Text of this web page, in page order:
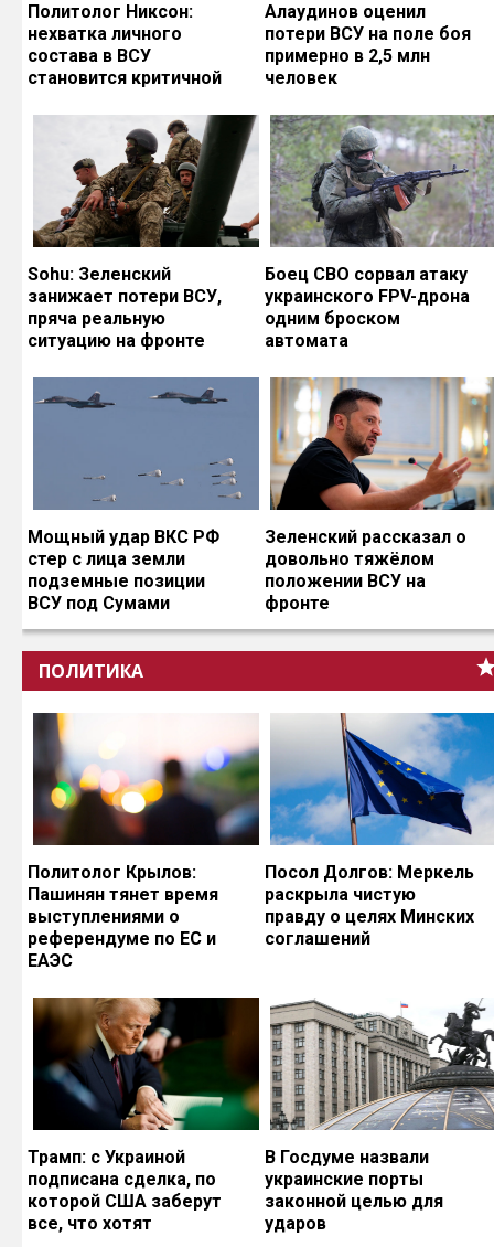
Политолог Никсон:
нехватка личного
состава в ВСУ
становится критичной
Алаудинов оценил
потери ВСУ на поле боя
примерно в 2,5 млн
человек
Sohu: Зеленский
занижает потери ВСУ,
пряча реальную
ситуацию на фронте
Боец СВО сорвал атаку
украинского FPV-дрона
одним броском
автомата
Мощный удар ВКС РФ
стер с лица земли
подземные позиции
ВСУ под Сумами
Зеленский рассказал о
довольно тяжёлом
положении ВСУ на
фронте
ПОЛИТИКА
Политолог Крылов:
Пашинян тянет время
выступлениями о
референдуме по ЕС и
ЕАЭС
Посол Долгов: Меркель
раскрыла чистую
правду о целях Минских
соглашений
Трамп: с Украиной
подписана сделка, по
которой США заберут
все, что хотят
В Госдуме назвали
украинские порты
законной целью для
ударов